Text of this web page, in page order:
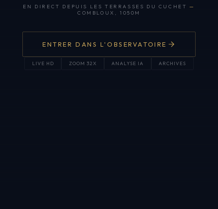
EN DIRECT DEPUIS LES TERRASSES DU CUCHET —
COMBLOUX, 1050M
ENTRER DANS L'OBSERVATOIRE
LIVE HD ZOOM 32X ANALYSE IA ARCHIVES